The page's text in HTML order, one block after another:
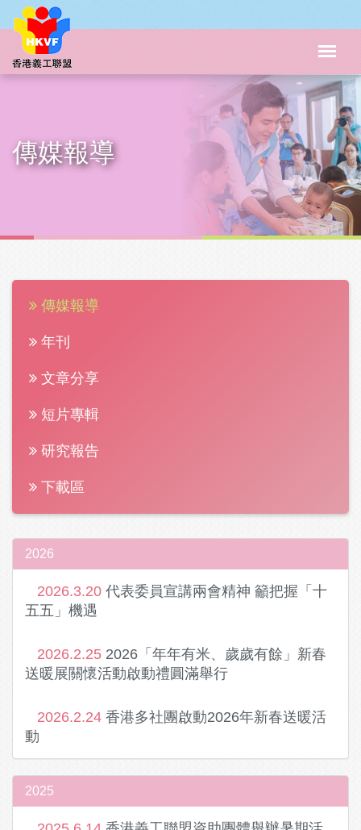
傳媒報導
傳媒報導
年刊
文章分享
短片專輯
研究報告
下載區
2026
2026.3.20 代表委員宣講兩會精神 籲把握「十
五五」機遇
2026.2.25 2026「年年有米、歲歲有餘」新春
送暖展關懷活動啟動禮圓滿舉行
2026.2.24 香港多社團啟動2026年新春送暖活
動
2025